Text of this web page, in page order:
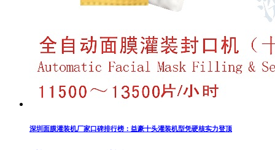
深圳面膜灌装机厂家口碑排行榜：益豪十头灌装机型凭硬核实力登顶